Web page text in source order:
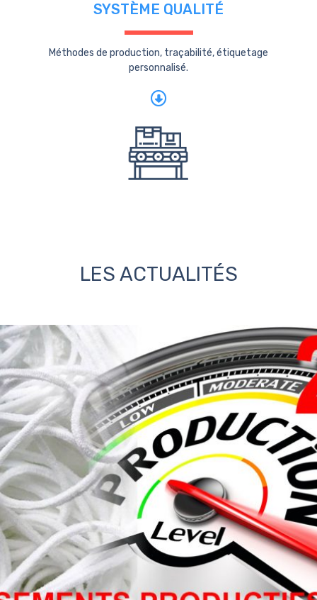
SYSTÈME QUALITÉ
Méthodes de production, traçabilité, étiquetage
personnalisé.
LES ACTUALITÉS